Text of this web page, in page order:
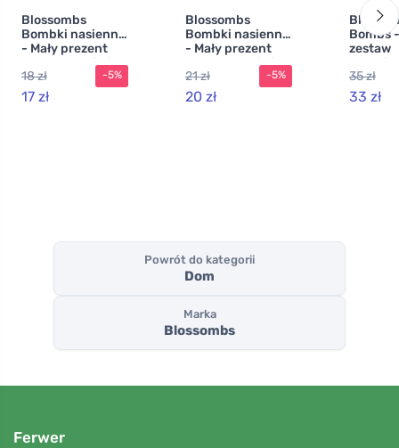
Blossombs
Bombki nasienne
- Mały prezent
dla nauczycieli -
Kwiaty (2 szt.)
18 zł
17 zł
-5%
Blossombs
Bombki nasienne
- Mały prezent
dla nauczycieli -
Króliczek (2 szt.)
21 zł
20 zł
-5%
Bombs
zestaw
szt.) -
i
prezent
35 zł
33 zł
Powrót do kategorii
Dom
Marka
Blossombs
Ferwer